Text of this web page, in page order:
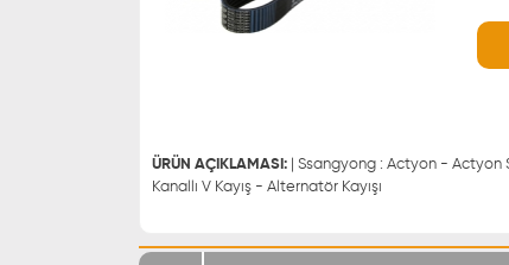
ÜRÜN AÇIKLAMASI: | Ssangyong : Actyon - Actyon
Kanallı V Kayış - Alternatör Kayışı